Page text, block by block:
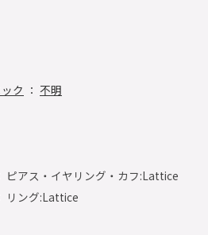
ク ： 不明
ピアス・イヤリング・カフ:Lattice
リング:Lattice